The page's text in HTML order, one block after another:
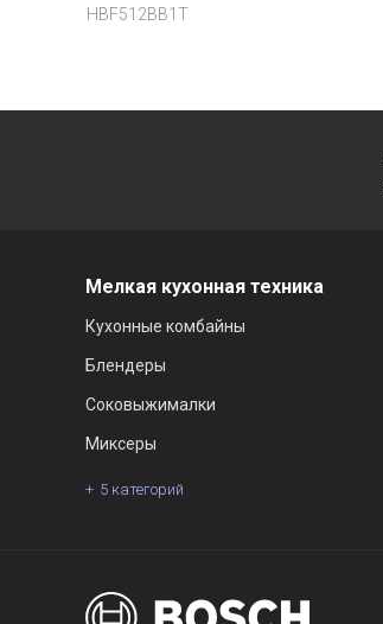
HBF512BB1T
Мелкая кухонная техника
Кухонные комбайны
Блендеры
Соковыжималки
Миксеры
5 категорий